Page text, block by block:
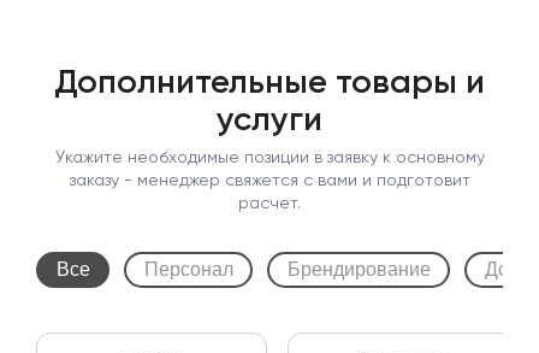
Дополнительные товары и
услуги
Укажите необходимые позиции в заявку к основному
заказу - менеджер свяжется с вами и подготовит
расчет.
Все Персонал Брендирование